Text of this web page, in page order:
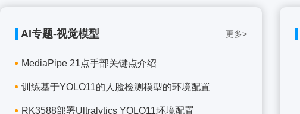
AI专题-视觉模型 更多>
MediaPipe 21点手部关键点介绍
训练基于YOLO11的人脸检测模型的环境配置
RK3588部署Ultralytics YOLO11环境配置